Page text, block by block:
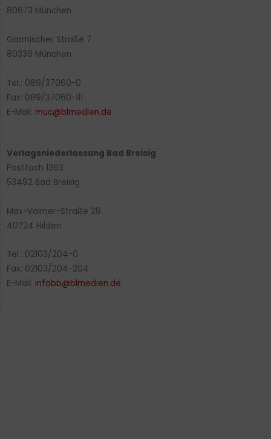
80673 München
Garmischer Straße 7
80339 München
Tel.: 089/37060-0
Fax: 089/37060-111
E-Mail: muc@blmedien.de
Verlagsniederlassung Bad Breisig
Postfach 1363
53492 Bad Breisig
Max-Volmer-Straße 28
40724 Hilden
Tel.: 02103/204-0
Fax: 02103/204-204
E-Mail: infobb@blmedien.de